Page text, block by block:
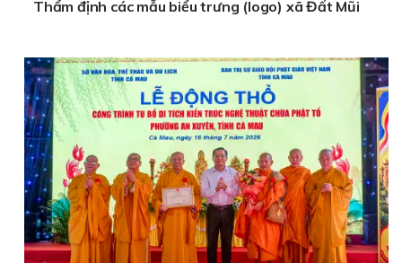
Thẩm định các mẫu biểu trưng (logo) xã Đất Mũi